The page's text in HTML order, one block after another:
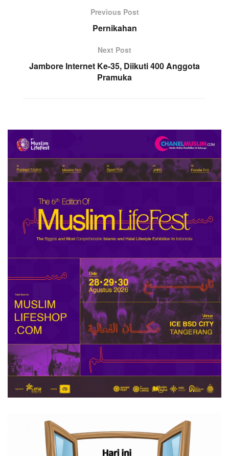
Previous Post
Pernikahan
Next Post
Jambore Internet Ke-35, Diikuti 400 Anggota
Pramuka